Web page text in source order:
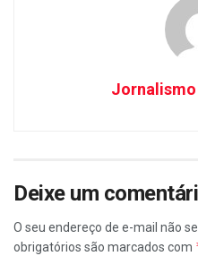
Deixe um
O seu endereço de e-mail não
obrigatórios são marcados com